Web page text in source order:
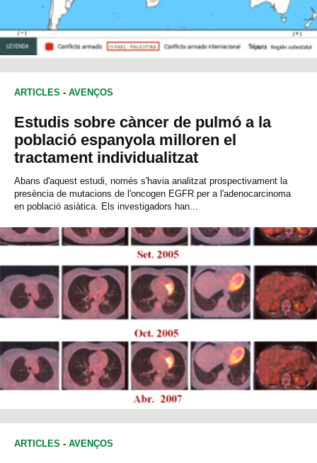
ARTICLES - AVENÇOS
Estudis sobre càncer de pulmó a la
població espanyola milloren el
tractament individualitzat
Abans d'aquest estudi, només s'havia analitzat prospectivament la
presència de mutacions de l'oncogen EGFR per a l'adenocarcinoma
en població asiàtica. Els investigadors han...
ARTICLES - AVENÇOS